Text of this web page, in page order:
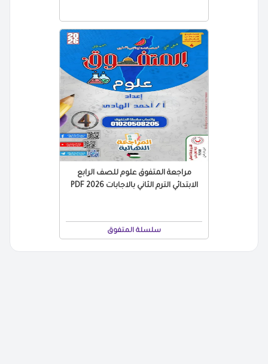
مراجعة المتفوق علوم للصف الرابع
الابتدائي الترم الثاني بالاجابات 2026 PDF
سلسلة المتفوق